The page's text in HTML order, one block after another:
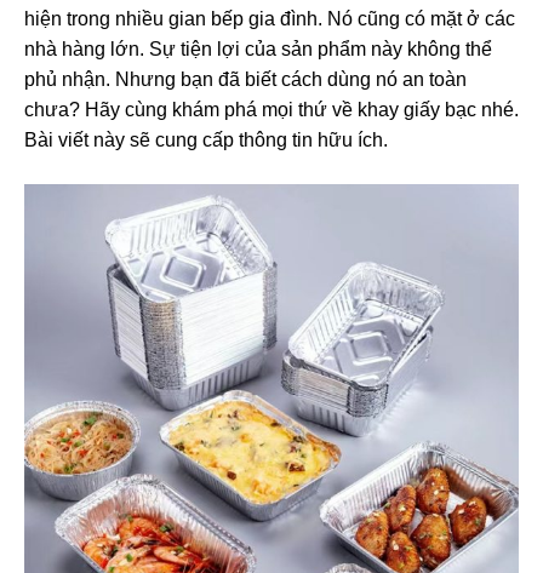
hiện trong nhiều gian bếp gia đình. Nó cũng có mặt ở các
nhà hàng lớn. Sự tiện lợi của sản phẩm này không thể
phủ nhận. Nhưng bạn đã biết cách dùng nó an toàn
chưa? Hãy cùng khám phá mọi thứ về khay giấy bạc nhé.
Bài viết này sẽ cung cấp thông tin hữu ích.